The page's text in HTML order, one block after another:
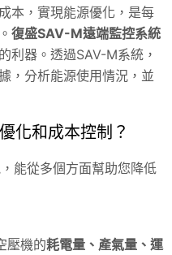
本，實現能源優化，是每
復盛SAV-M遠端監控系統
利器。透過SAV-M系統，
，分析能源使用情況，並
化和成本控制？
能從多個方面幫助您降低
壓機的耗電量、產氣量、運